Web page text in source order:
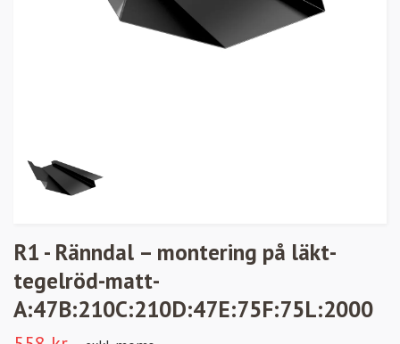
R1 - Ränndal – montering på läkt-
tegelröd-matt-
A:47B:210C:210D:47E:75F:75L:2000